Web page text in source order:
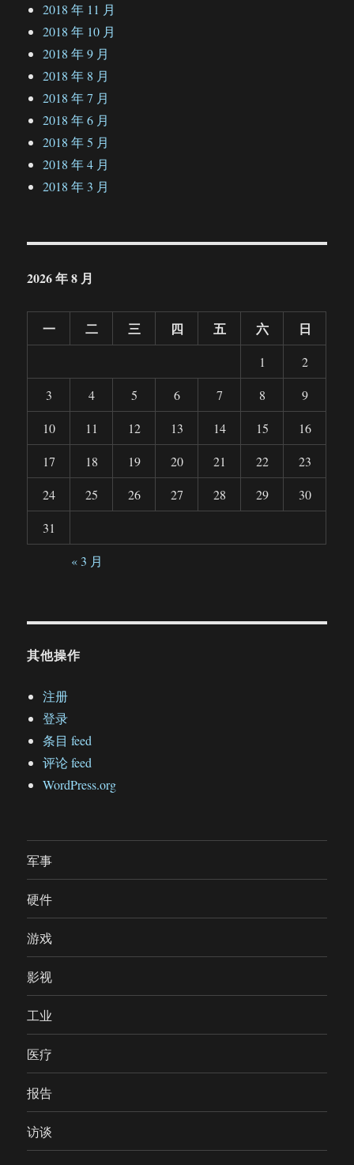
2018 年 11 月
2018 年 10 月
2018 年 9 月
2018 年 8 月
2018 年 7 月
2018 年 6 月
2018 年 5 月
2018 年 4 月
2018 年 3 月
2026 年 8 月
一 二 三 四 五 六 日
1
2
3
4 5 6 7 8
9
10
11 12 13 14 15
16
17
18 19 20 21 22
23
24
25 26 27 28 29
30
31
« 3 月
其他操作
注册
登录
条目 feed
评论 feed
WordPress.org
军事
硬件
游戏
影视
工业
医疗
报告
访谈